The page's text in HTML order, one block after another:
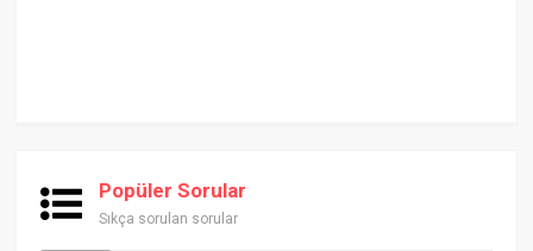
Popüler Sorular
Sıkça sorulan sorular